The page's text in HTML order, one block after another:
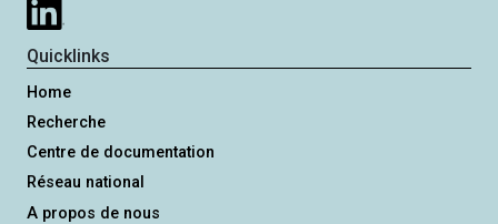
Quicklinks
Home
Recherche
Centre de documentation
Réseau national
A propos de nous